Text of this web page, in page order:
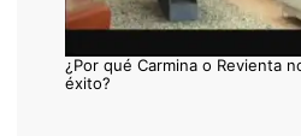
¿Por qué Carmina o Revienta
éxito?